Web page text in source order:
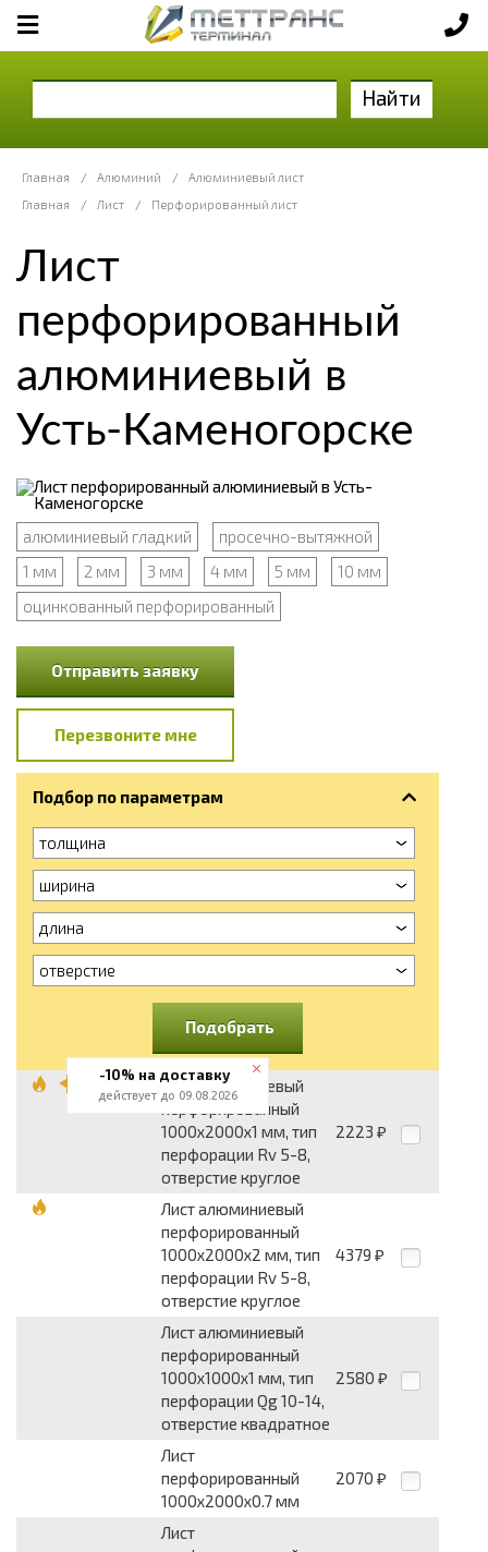
Найти
Главная / Алюминий /
Алюминиевый лист
Главная
/ Лист / Перфорированный лист
Лист
перфорированный
алюминиевый в
Усть-Каменогорске
алюминиевый гладкий
просечно-вытяжной
1 мм
2 мм 3 мм 4 мм 5 мм
10 мм
оцинкованный перфорированный
Отправить заявку
Перезвоните мне
Подбор по параметрам
толщина
ширина
длина
отверстие
Подобрать
Лист алюминиевый
перфорированный
1000x2000x1 мм, тип
перфорации Rv 5-8,
отверстие круглое
2223 ₽
Лист алюминиевый
перфорированный
1000x2000x2 мм, тип
перфорации Rv 5-8,
отверстие круглое
4379 ₽
Лист алюминиевый
перфорированный
1000x1000x1 мм, тип
перфорации Qg 10-14,
отверстие квадратное
2580 ₽
Лист
перфорированный
1000x2000x0.7 мм
2070 ₽
Лист
-10% на доставку
действует до 09.08.2026